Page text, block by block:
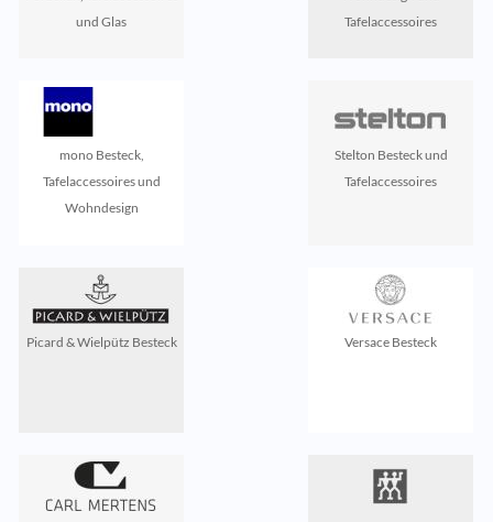
und Glas
Tafelaccessoires
mono Besteck,
Tafelaccessoires und
Wohndesign
Stelton Besteck und
Tafelaccessoires
Picard & Wielpütz Besteck Versace Besteck